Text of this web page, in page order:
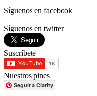
Síguenos en facebook
Síguenos en twitter
Suscríbete
Nuestros pines
Seguir a Clarity